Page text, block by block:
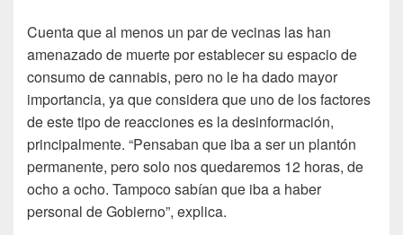
Cuenta que al menos un par de vecinas las han
amenazado de muerte por establecer su espacio de
consumo de cannabis, pero no le ha dado mayor
importancia, ya que considera que uno de los factores
de este tipo de reacciones es la desinformación,
principalmente. “Pensaban que iba a ser un plantón
permanente, pero solo nos quedaremos 12 horas, de
ocho a ocho. Tampoco sabían que iba a haber
personal de Gobierno”, explica.